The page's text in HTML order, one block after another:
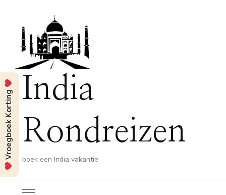
India
Rondreizen
boek een India vakantie
Vroegboek Korting